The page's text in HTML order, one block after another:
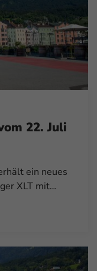
22. Juli
ein neues
XLT mit…